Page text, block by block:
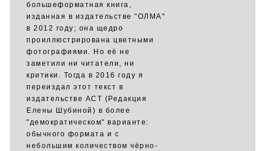
большеформатная книга,
изданная в издательстве "ОЛМА"
в 2012 году; она щедро
проиллюстрирована цветными
фотографиями. Но её не
заметили ни читатели, ни
критики. Тогда в 2016 году я
переиздал этот текст в
издательстве АСТ (Редакция
Елены Шубиной) в более
"демократическом" варианте:
обычного формата и с
небольшим количеством чёрно-